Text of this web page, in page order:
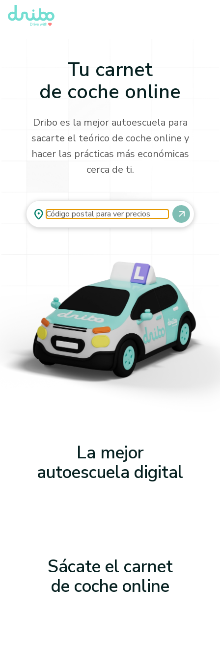
Tu carnet
de coche online
Dribo es la mejor autoescuela para
sacarte el teórico de coche online y
hacer las prácticas más económicas
cerca de ti.
location_on arrow_outward
La mejor
autoescuela digital
Sácate el carnet
de coche online